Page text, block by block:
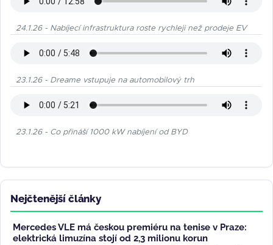
24.1.26 - Nabíjecí infrastruktura roste rychleji než prodeje EV
23.1.26 - Dreame vstupuje na automobilový trh
23.1.26 - Co přináší 1000 kW nabíjení od BYD
Nejčtenější články
Mercedes VLE má českou premiéru na tenise v Praze:
elektrická limuzína stojí od 2,3 milionu korun